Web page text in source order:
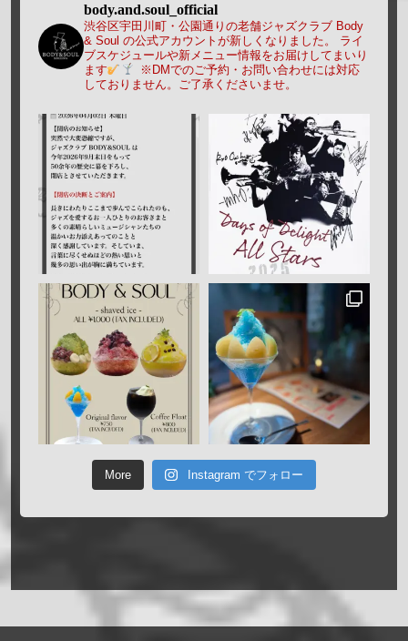
body.and.soul_official
渋谷区宇田川町・公園通りの老舗ジャズクラブ Body
& Soul の公式アカウントが新しくなりました。
ライ
ブスケジュールや新メニュー情報をお届けしてまいり
ます
※DMでのご予約・お問い合わせには対応
しておりません。ご了承くださいませ。
More Instagram でフォロー